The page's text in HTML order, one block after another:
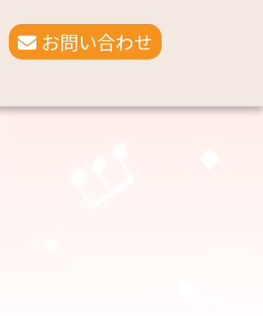
お問い合わせ